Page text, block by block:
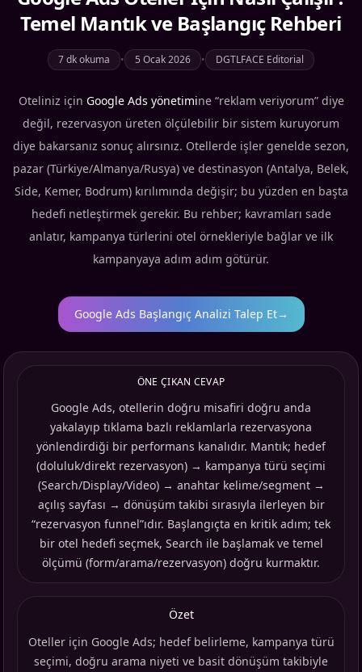
Temel Mantık ve Başlangıç Rehberi
7 dk okuma • 5 Ocak 2026 • DGTLFACE Editorial
Oteliniz için Google Ads yönetimine “reklam veriyorum” diye
değil, rezervasyon üreten ölçülebilir bir sistem kuruyorum
diye bakarsanız sonuç alırsınız. Otellerde işler genelde sezon,
pazar (Türkiye/Almanya/Rusya) ve destinasyon (Antalya, Belek,
Side, Kemer, Bodrum) kırılımında değişir; bu yüzden en başta
hedefi netleştirmek gerekir. Bu rehber; kavramları sade
anlatır, kampanya türlerini otel örnekleriyle bağlar ve ilk
kampanyaya adım adım götürür.
Google Ads Başlangıç Analizi Talep Et→
ÖNE ÇIKAN CEVAP
Google Ads, otellerin doğru misafiri doğru anda
yakalayıp tıklama bazlı reklamlarla rezervasyona
yönlendirdiği bir performans kanalıdır. Mantık; hedef
(doluluk/direkt rezervasyon) → kampanya türü seçimi
(Search/Display/Video) → anahtar kelime/segment →
açılış sayfası → dönüşüm takibi sırasıyla ilerleyen bir
“rezervasyon funnel”ıdır. Başlangıçta en kritik adım; tek
bir otel hedefi seçmek, Search ile başlamak ve temel
ölçümü (form/arama/rezervasyon) doğru kurmaktır.
Özet
Oteller için Google Ads; hedef belirleme, kampanya türü
seçimi, doğru arama niyeti ve basit dönüşüm takibiyle